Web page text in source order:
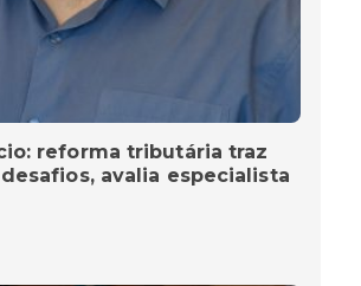
reforma tributária traz
avalia especialista